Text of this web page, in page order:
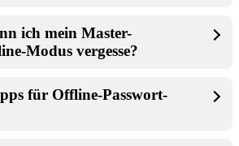
ich mein Master-
Modus vergesse?
für Offline-Passwort-